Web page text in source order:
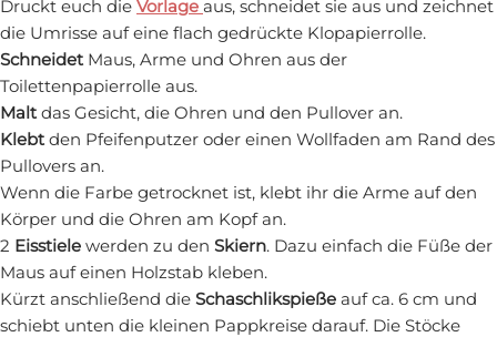
Druckt euch die Vorlage aus, schneidet sie aus und zeichnet
die Umrisse auf eine flach gedrückte Klopapierrolle.
Schneidet Maus, Arme und Ohren aus der
Toilettenpapierrolle aus.
Malt das Gesicht, die Ohren und den Pullover an.
Klebt den Pfeifenputzer oder einen Wollfaden am Rand des
Pullovers an.
Wenn die Farbe getrocknet ist, klebt ihr die Arme auf den
Körper und die Ohren am Kopf an.
2 Eisstiele werden zu den Skiern. Dazu einfach die Füße der
Maus auf einen Holzstab kleben.
Kürzt anschließend die Schaschlikspieße auf ca. 6 cm und
schiebt unten die kleinen Pappkreise darauf. Die Stöcke